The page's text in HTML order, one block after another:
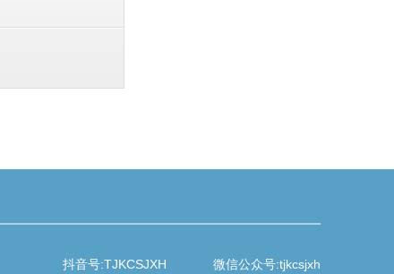
微信公众号:tjkcsjxh
抖音号:TJKCSJXH